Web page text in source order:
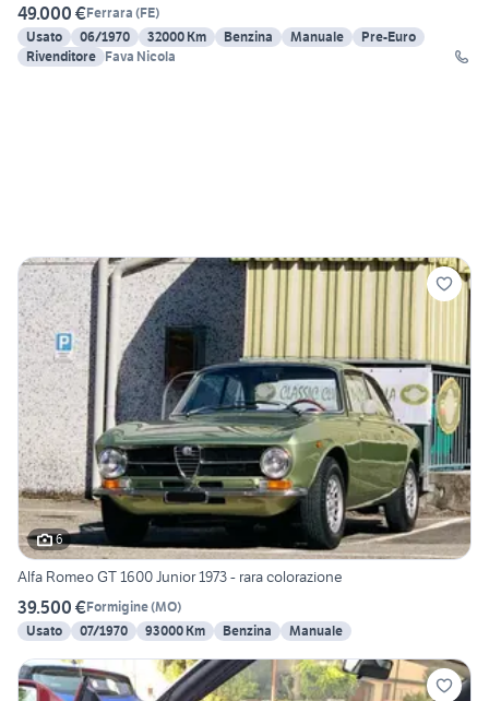
49.000 €Ferrara (FE)
Usato
06/1970 32000 Km Benzina Manuale
Pre-Euro
Rivenditore Fava Nicola
6
Alfa Romeo GT 1600 Junior 1973 - rara colorazione
39.500 €Formigine(MO)
Usato
07/1970 93000 Km Benzina Manuale